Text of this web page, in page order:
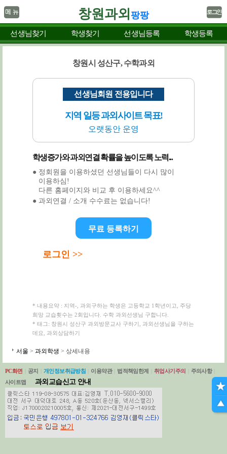
창원과외 팡팡
선생님찾기 학생찾기 선생님등록 학생등록
창원시 성산구, 수학과외
선생님회원 전용입니다
지역 일등 과외사이트 목표!
오랫동안 운영
학생증가와 과외연결 확률을 높이도록 노력...
● 정회원을 이용하셨던 선생님들이 다시 많이
이용하심!
다른 홈페이지와 비교 후 이용하세요^^
● 과외연결 / 소개 수수료는 없습니다!
무료 등록하기
로그인 >>
* 내용요약 : 지역-, 과외구하는 학생은 고등학교 1학년이고, 주당
희망 교습횟수는 2회입니다. 수학 과외선생님 구합니다.
* 태그: 창원시 성산구 과외방문교사 구하기, 과외선생님을 구하는
데요, 과외상담하기
서울 > 과외학생 > 상세내용
PC화면 공지 개인정보취급방침 이용약관 법적책임한계 취업사기주의 주의사항
사이트맵
과외교습신고 안내